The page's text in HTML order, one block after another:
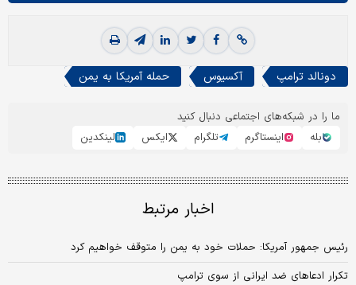
دونالد ترامپ آکسیوس حمله آمریکا به یمن
ما را در شبکه‌های اجتماعی دنبال کنید
بله
اینستاگرم تلگرام ایکس لینکدین
اخبار مرتبط
رئیس جمهور آمریکا: حملات خود به یمن را متوقف خواهیم کرد
تکرار ادعاهای ضد ایرانی از سوی ترامپ